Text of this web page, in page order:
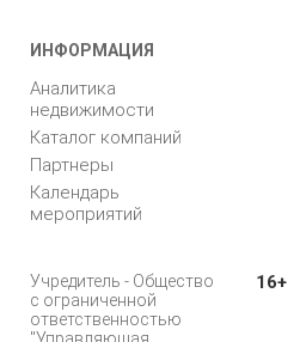
ИНФОРМАЦИЯ
Аналитика
недвижимости
Каталог компаний
Партнеры
Календарь
мероприятий
Учредитель - Общество
с ограниченной
ответственностью
16+